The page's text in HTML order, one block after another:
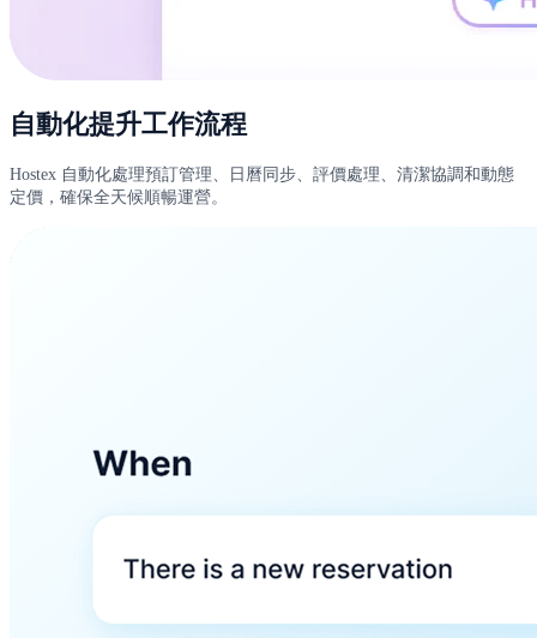
自動化提升工作流程
Hostex 自動化處理預訂管理、日曆同步、評價處理、清潔協調和動態
定價，確保全天候順暢運營。